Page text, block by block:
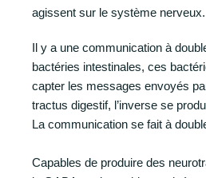
agissent sur le système nerveux.
Il y a une communication à
bactéries intestinales, ces
capter les messages envoyés
tractus digestif, l’inverse se
La communication se fait à
Capables de produire des